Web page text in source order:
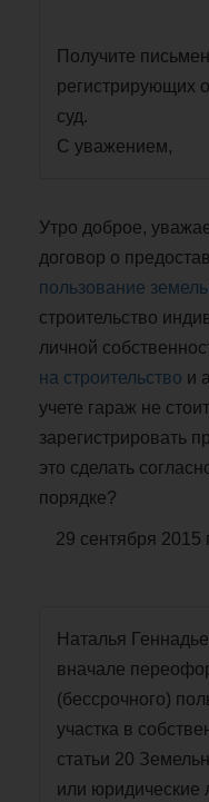
Получите
регистрирующих
суд.
С уважением,
Утро доброе,
договор о
пользование
строительство
личной
на строительство и
учете гараж не
зарегистрировать
это сделать
порядке?
29 сентября 2015
Наталья
вначале
(бессрочного)
участка в
статьи 20
или